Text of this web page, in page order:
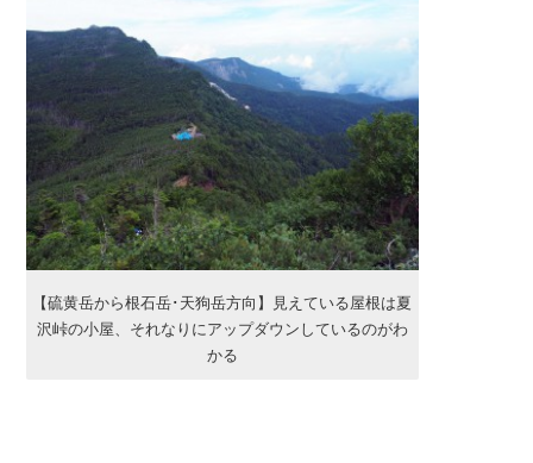
【硫黄岳から根石岳･天狗岳方向】見えている屋根は夏
沢峠の小屋、それなりにアップダウンしているのがわ
かる